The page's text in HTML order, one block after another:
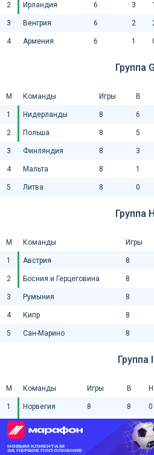
2 Ирландия 6 3 1
3 Венгрия 6 2
4 Армения 6 1
Группа G
М Команды Игры В
1 Нидерланды 8 6
2 Польша 8 5
3 Финляндия 8 3
4 Мальта 8 1
5 Литва 8 0
Группа H
М Команды Игры
1 Австрия 8
2 Босния и Герцеговина 8
3 Румыния 8
4 Кипр 8
5 Сан-Марино 8
Группа I
М Команды Игры В Н
1 Норвегия 8 8 0
2 Италия 6 0
3 Израиль 4 0